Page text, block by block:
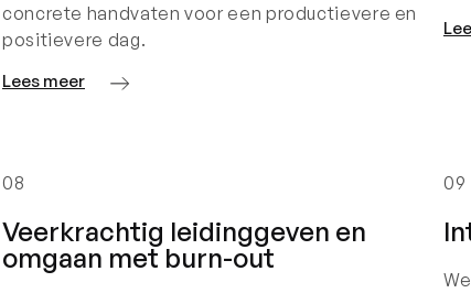
concrete handvaten voor een productievere en
positievere dag.
Lees meer
08
Veerkrachtig leidinggeven en
omgaan met burn-out
09